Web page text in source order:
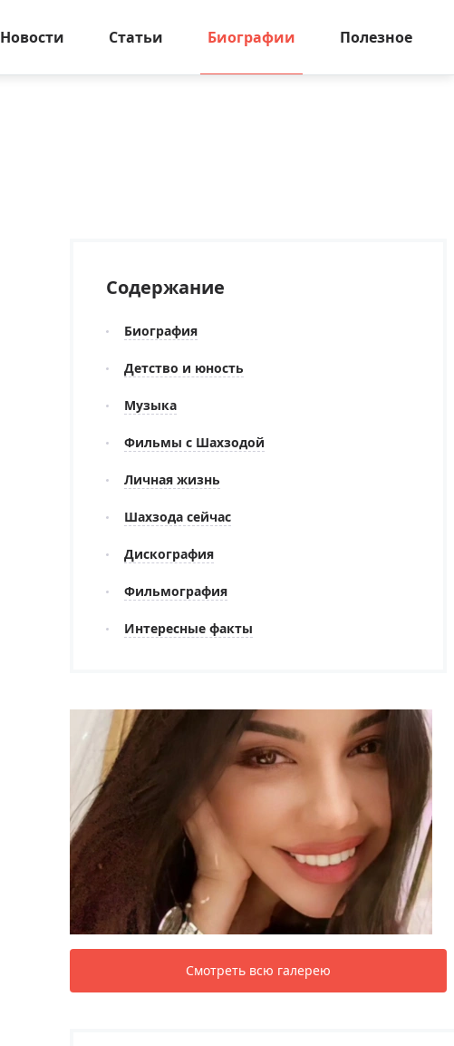
Новости Статьи Биографии Полезное
Содержание
Биография
Детство и юность
Музыка
Фильмы с Шахзодой
Личная жизнь
Шахзода сейчас
Дискография
Фильмография
Интересные факты
Смотреть всю галерею